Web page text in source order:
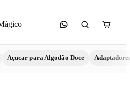
Açucar para Algodão Doce